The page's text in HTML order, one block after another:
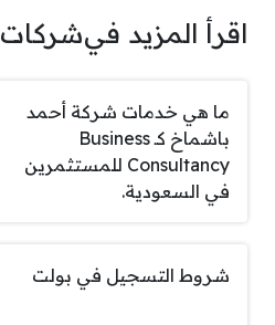
اقرأ المزيد في
ما هي خدمات شركة أحمد
باشماخ كـ Business
Consultancy للمستثمرين
في السعودية.
شروط التسجيل في بولت